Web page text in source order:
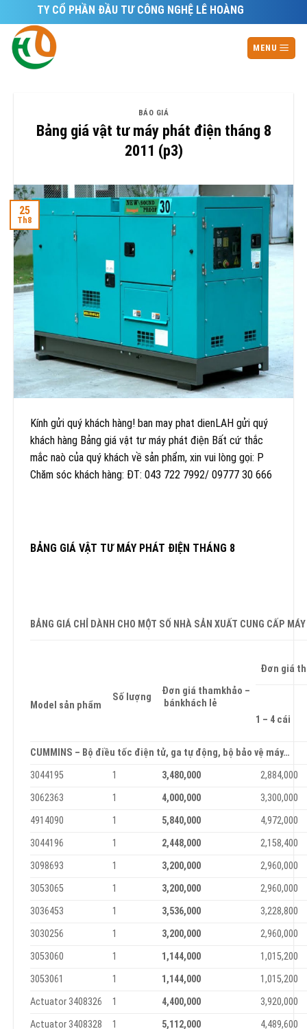
to
content
TY CỔ PHẦN ĐẦU TƯ CÔNG NGHỆ LÊ HOÀNG
MENU
BÁO GIÁ
Bảng giá vật tư máy phát điện tháng 8
2011 (p3)
25
Th8
Kính gửi quý khách hàng! ban may phat dienLAH gửi quý
khách hàng Bảng giá vật tư máy phát điện Bất cứ thắc
mắc naò của quý khách về sản phẩm, xin vui lòng gọi: P
Chăm sóc khách hàng: ĐT: 043 722 7992/ 09777 30 666
BẢNG GIÁ VẬT TƯ MÁY PHÁT ĐIỆN THÁNG 8
BẢN G GIÁ CHỈ DÀNH CHO MỘT SỐ NHÀ SẢN XUẤT CUNG CẤP
Model sản phẩm
Số l ượng
Đơn giá thamkhảo –
bánkhách lẻ
Đơn giá
1 – 4 cái
CU MMINS – Bộ điều tốc điện tử, ga tự động, bộ bảo vệ máy…
3044195
1 3,480,000
2,884,000
3062363
1 4,000,000
3,300,000
4914090
1 5,840,000
4,972,000
3044196
1 2,448,000
2,158,400
3098693
1 3,200,000
2,960,000
3053065
1 3,200,000
2,960,000
3036453
1 3,536,000
3,228,800
3030256
1 3,200,000
2,960,000
3053060
1 1 ,144,000
1,015,200
3053061
1 1 ,144,000
1,015,200
Actuator 3408326
1 4,400,000
3,920,000
Actuator 3408328
1 5,112,000
4,489,600